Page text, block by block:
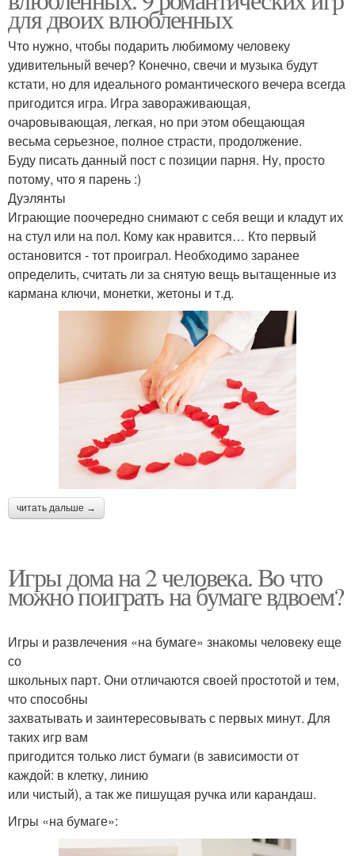
для двоих влюбленных
Что нужно, чтобы подарить любимому человеку
удивительный вечер? Конечно, свечи и музыка будут
кстати, но для идеального романтического вечера всегда
пригодится игра. Игра завораживающая,
очаровывающая, легкая, но при этом обещающая
весьма серьезное, полное страсти, продолжение.
Буду писать данный пост с позиции парня. Ну, просто
потому, что я парень :)
Дуэлянты
Играющие поочередно снимают с себя вещи и кладут их
на стул или на пол. Кому как нравится… Кто первый
остановится - тот проиграл. Необходимо заранее
определить, считать ли за снятую вещь вытащенные из
кармана ключи, монетки, жетоны и т.д.
читать дальше →
Игры дома на 2 человека. Во что
можно поиграть на бумаге вдвоем?
Игры и развлечения «на бумаге» знакомы человеку еще
со
школьных парт. Они отличаются своей простотой и тем,
что способны
захватывать и заинтересовывать с первых минут. Для
таких игр вам
пригодится только лист бумаги (в зависимости от
каждой: в клетку, линию
или чистый), а так же пишущая ручка или карандаш.
Игры «на бумаге»: